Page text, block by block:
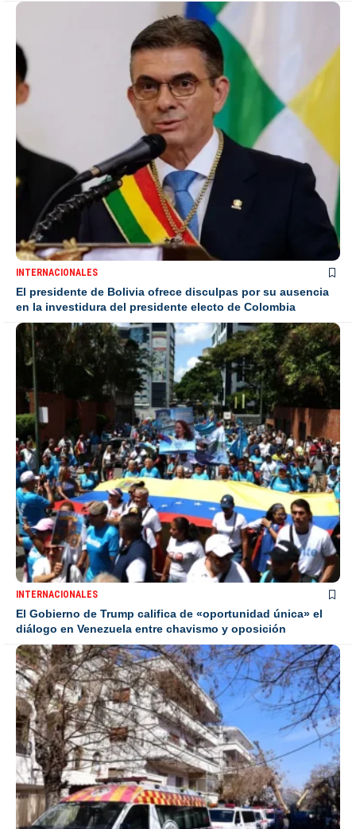
INTERNACIONALES
El presidente de Bolivia ofrece disculpas por su ausencia
en la investidura del presidente electo de Colombia
INTERNACIONALES
El Gobierno de Trump califica de «oportunidad única» el
diálogo en Venezuela entre chavismo y oposición